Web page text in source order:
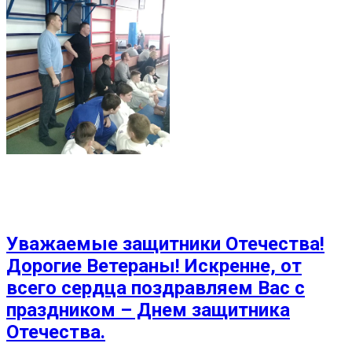
Уважаемые защитники Отечества!
Дорогие Ветераны! Искренне, от
всего сердца поздравляем Вас с
праздником – Днем защитника
Отечества.